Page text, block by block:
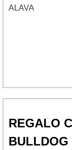
ALAVA
REGALO
BULLDOG